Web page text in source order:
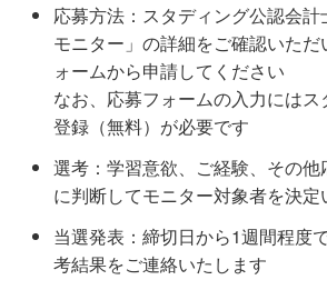
応募方法：スタディング公認会
モニター」の詳細をご確認いただ
ォームから申請してください
なお、応募フォームの入力にはス
登録（無料）が必要です
選考：学習意欲、ご経験、その
に判断してモニター対象者を決定
当選発表：締切日から1週間程度
考結果をご連絡いたします